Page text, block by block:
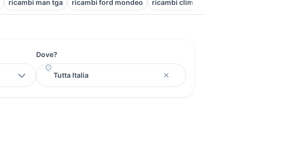
ricambi man tga ricambi ford mondeo ricambi climatizzatori
Dove?